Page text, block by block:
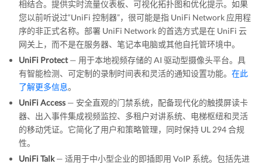
相结合。提供实时流量仪表板、可视化拓扑图和优化提示。如果
您以前听说过“UniFi 控制器”，很可能是指 UniFi Network 应用程
序的非正式名称。部署 UniFi Network 的首选方式是在 UniFi 云
网关上，而不是在服务器、笔记本电脑或其他自托管环境中。
UniFi Protect— 用于本地视频存储的 AI 驱动型摄像头平台。具
有智能检测、可定制的录制时间表和灵活的通知设置功能。 在此
了解更多信息。
UniFi Access — 安全直观的门禁系统，配备现代化的触摸屏读卡
器、出入事件集成视频监控、多租户对讲系统、电梯枢纽和灵活
的移动凭证。它简化了用户和策略管理，同时保持 UL 294 合规
性。
UniFi Talk— 适用于中小型企业的即插即用 VoIP 系统。包括先进